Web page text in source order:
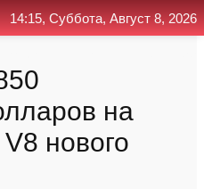
на
нового
14:15, Суббота, Август 8, 2026